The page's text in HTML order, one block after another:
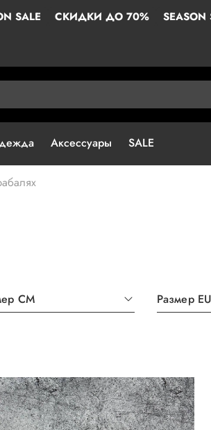
СКИДКИ ДО 70% SEASON SALE
Аксессуары SALE
СМ Размер